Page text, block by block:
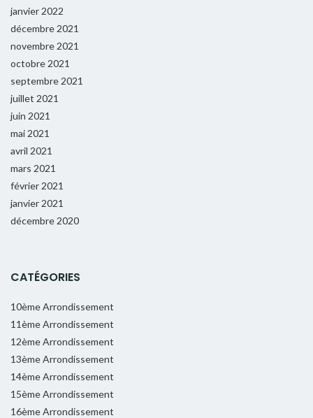
janvier 2022
décembre 2021
novembre 2021
octobre 2021
septembre 2021
juillet 2021
juin 2021
mai 2021
avril 2021
mars 2021
février 2021
janvier 2021
décembre 2020
CATÉGORIES
10ème Arrondissement
11ème Arrondissement
12ème Arrondissement
13ème Arrondissement
14ème Arrondissement
15ème Arrondissement
16ème Arrondissement